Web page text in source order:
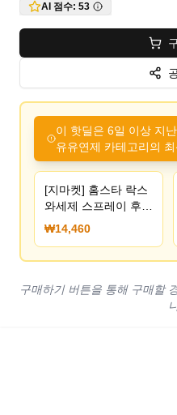
AI 점수: 53
이 핫딜은 6일 이상 지
유유연제 카테고리의
[지마켓] 홈스타 락스
와세제 스프레이 후로
랄 900ml x 4개
(14,460원) (무료)
₩14,460
구매하기 버튼을 통해 구매할